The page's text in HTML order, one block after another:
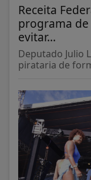
Receita
programa
evitar...
Deputado Julio
pirataria de